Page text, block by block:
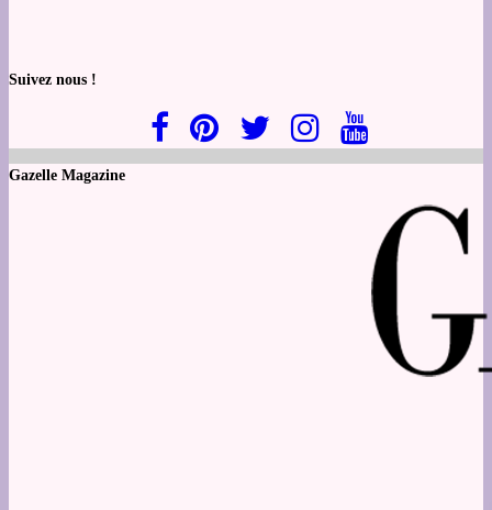
Suivez nous !
Gazelle Magazine